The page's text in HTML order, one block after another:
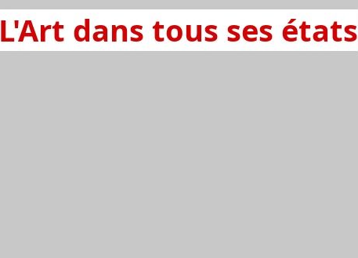
L'Art dans tous ses états